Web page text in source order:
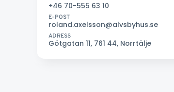
+46 70-555 63 10
E-POST
roland.axelsson@alvsbyhus.se
ADRESS
Götgatan 11, 761 44, Norrtälje